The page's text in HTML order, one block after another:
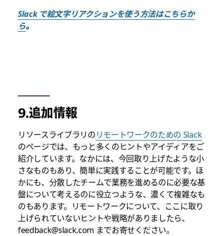
Slack で絵文字リアクションを使う方法はこちらか
ら。
9.追加情報
リソースライブラリのリモートワークのための Slack
のページでは、もっと多くのヒントやアイディアをご
紹介しています。なかには、今回取り上げたような小
さなものもあり、簡単に実践することが可能です。ほ
かにも、分散したチームで業務を進めるのに必要な基
盤について考えるのに役立つような、濃くて複雑なも
のもあります。リモートワークについて、ここに取り
上げられていないヒントや戦略がありましたら、
feedback@slack.com までお寄せください。